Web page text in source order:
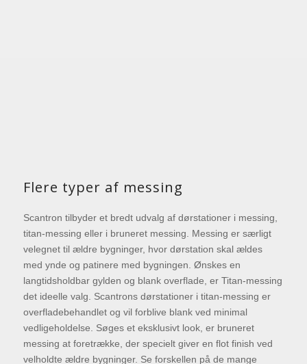
Flere typer af messing
Scantron tilbyder et bredt udvalg af dørstationer i messing,
titan-messing eller i bruneret messing. Messing er særligt
velegnet til ældre bygninger, hvor dørstation skal ældes
med ynde og patinere med bygningen. Ønskes en
langtidsholdbar gylden og blank overflade, er Titan-messing
det ideelle valg. Scantrons dørstationer i titan-messing er
overfladebehandlet og vil forblive blank ved minimal
vedligeholdelse. Søges et eksklusivt look, er bruneret
messing at foretrække, der specielt giver en flot finish ved
velholdte ældre bygninger. Se forskellen på de mange